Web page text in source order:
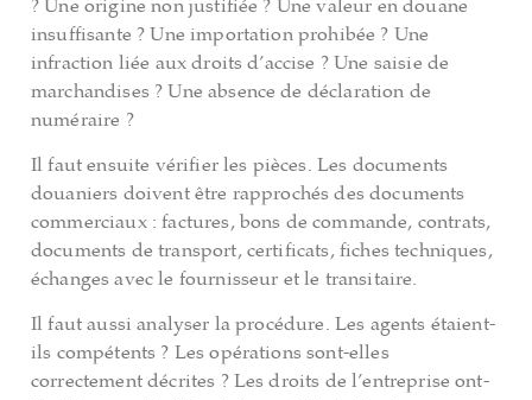
? Une origine non justifiée ? Une valeur en douane
insuffisante ? Une importation prohibée ? Une
infraction liée aux droits d’accise ? Une saisie de
marchandises ? Une absence de déclaration de
numéraire ?
Il faut ensuite vérifier les pièces. Les documents
douaniers doivent être rapprochés des documents
commerciaux : factures, bons de commande, contrats,
documents de transport, certificats, fiches techniques,
échanges avec le fournisseur et le transitaire.
Il faut aussi analyser la procédure. Les agents étaient-
ils compétents ? Les opérations sont-elles
correctement décrites ? Les droits de l’entreprise ont-